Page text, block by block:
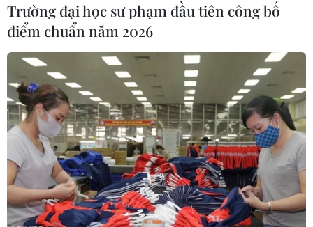
ABBANK cung cấp khẩu trang miễn phí
cho khách hàng đến giao dịch
Trường đại học sư phạm đầu tiên công bố
điểm chuẩn năm 2026